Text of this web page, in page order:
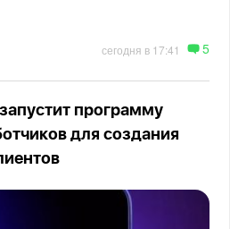
сегодня в 17:41 5
программу
для создания